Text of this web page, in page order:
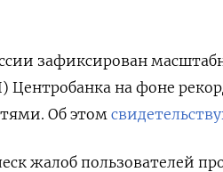
зафиксирован
Центробанка на фоне
Об этом
жалоб пользователей